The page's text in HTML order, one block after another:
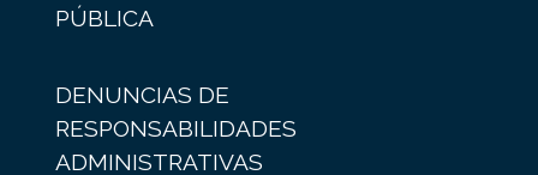
PÚBLICA
DENUNCIAS DE
RESPONSABILIDADES
ADMINISTRATIVAS